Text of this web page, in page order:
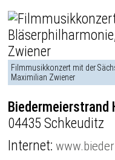
Filmmusikkonzert mit der
Maximilian Zwiener
Biedermeierstrand
04435 Schkeuditz
Internet: